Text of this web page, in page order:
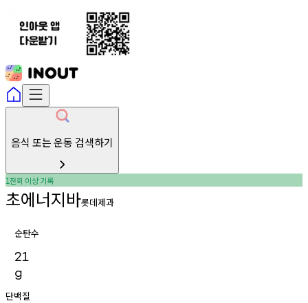
음식 또는 운동 검색하기
1천회 이상기록
초에너지바롯데제과
순탄수
21
g
단백질